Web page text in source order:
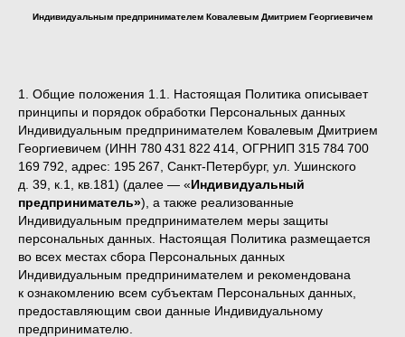
Индивидуальным предпринимателем Ковалевым Дмитрием Георгиевичем
1. Общие положения 1.1. Настоящая Политика описывает
принципы и порядок обработки Персональных данных
Индивидуальным предпринимателем Ковалевым Дмитрием
Георгиевичем (ИНН 780 431 822 414, ОГРНИП 315 784 700
169 792, адрес: 195 267, Санкт-Петербург, ул. Ушинского
д. 39, к.1, кв.181) (далее — «Индивидуальный
предприниматель»), а также реализованные
Индивидуальным предпринимателем меры защиты
персональных данных. Настоящая Политика размещается
во всех местах сбора Персональных данных
Индивидуальным предпринимателем и рекомендована
к ознакомлению всем субъектам Персональных данных,
предоставляющим свои данные Индивидуальному
предпринимателю.